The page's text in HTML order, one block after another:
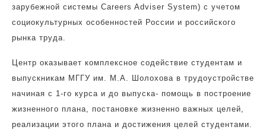
зарубежной системы Careers Adviser System) с учетом
социокультурных особенностей России и российского
рынка труда.
Центр оказывает комплексное содействие студентам и
выпускникам МГГУ им. М.А. Шолохова в трудоустройстве
начиная с 1-го курса и до выпуска- помощь в построение
жизненного плана, постановке жизненно важных целей,
реализации этого плана и достижения целей студентами.